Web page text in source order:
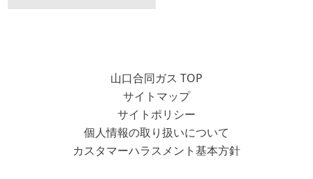
山口合同ガス TOP
サイトマップ
サイトポリシー
個人情報の取り扱いについて
カスタマーハラスメント基本方針